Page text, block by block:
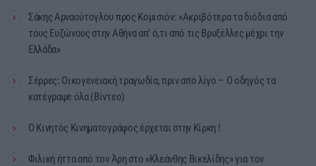
Σάκης Αρναούτογλου προς Κομισιόν: «Ακριβότερα τα διόδια από
τους Ευζώνους στην Αθήνα απ’ ό,τι από τις Βρυξέλλες μέχρι την
Ελλάδα»
Σέρρες: Οικογενειακή τραγωδία, πριν από λίγο – Ο οδηγός τα
κατέγραψε όλα (Βίντεο)
Ο Κινητός Κινηματογράφος έρχεται στην Κίρκη !
Φιλική ήττα από τον Άρη στο «Κλεάνθης Βικελίδης» για τον